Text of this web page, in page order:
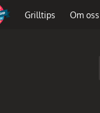
Grilltips Om oss